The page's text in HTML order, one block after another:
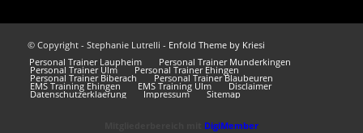
© Copyright - Stephanie Lutrelli - Enfold Theme by Kriesi
Personal Trainer Laupheim
Personal Trainer Munderkingen
Personal Trainer Ulm Personal Trainer Ehingen
Personal Trainer Biberach Personal Trainer Blaubeuren
EMS Training Ehingen EMS Training Ulm Disclaimer
Datenschutzerklaerung Impressum Sitemap
DigiMember